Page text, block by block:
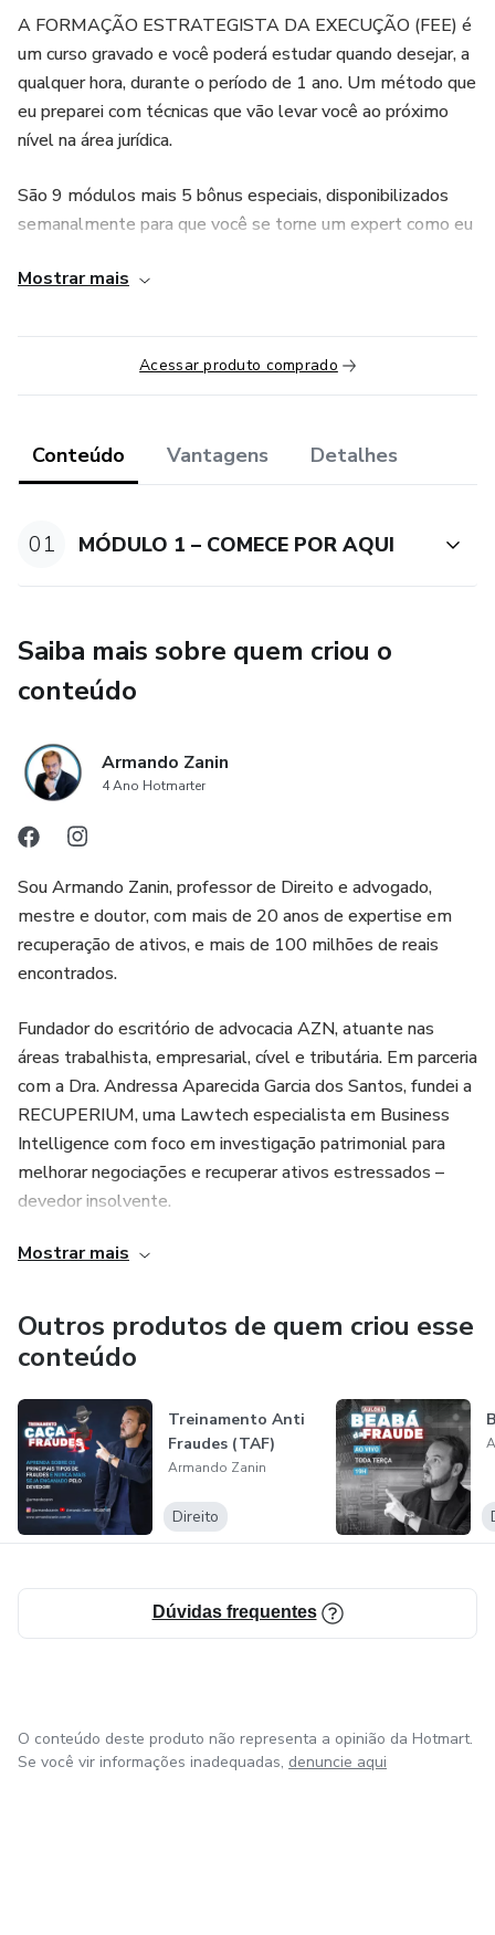
A FORMAÇÃO ESTRATEGISTA DA EXECUÇÃO (FEE) é
um curso gravado e você poderá estudar quando desejar, a
qualquer hora, durante o período de 1 ano. Um método que
eu preparei com técnicas que vão levar você ao próximo
nível na área jurídica.
São 9 módulos mais 5 bônus especiais, disponibilizados
semanalmente para que você se torne um expert como eu
aprender sobre técnicas aplicadas à busca de ativos e
financeiros e quais as classes de ativos existentes entre
escondido do devedor sem ficar anos nas mãos do
Judiciário!
Você está a um passo de mudar sua vida! Obrigado.
Mostrar mais
Acessar produto comprado
Conteúdo Vantagens Detalhes
01 MÓDULO 1 – COMECE POR AQUI
Saiba mais sobre quem criou o
conteúdo
Armando Zanin
4 Ano Hotmarter
Sou Armando Zanin, professor de Direito e advogado,
mestre e doutor, com mais de 20 anos de expertise em
recuperação de ativos, e mais de 100 milhões de reais
encontrados.
Fundador do escritório de advocacia AZN, atuante nas
áreas trabalhista, empresarial, cível e tributária. Em parceria
com a Dra. Andressa Aparecida Garcia dos Santos, fundei a
RECUPERIUM, uma Lawtech especialista em Business
Intelligence com foco em investigação patrimonial para
melhorar negociações e recuperar ativos estressados –
devedor insolvente.
Sou mestre em desenvolver talentos, autor de diversos
curioso, detetive incansável que sente muito prazer em
descobrir fraudes e resolver problemas difíceis e
complexos.
Criador da Formação Estrategista da Execução (FEE) – um
método que tem como objetivo difundir as técnicas
testadas e aprovadas de investigação patrimonial que já
geraram mais de 100 milhões em ativos recuperados.
Mostrar mais
Outros produtos de quem criou esse
conteúdo
Treinamento Anti
Fraudes (TAF)
Armando Zanin
Direito
Dúvidas frequentes
O conteúdo deste produto não representa a opinião da Hotmart.
Se você vir informações inadequadas, denuncie aqui